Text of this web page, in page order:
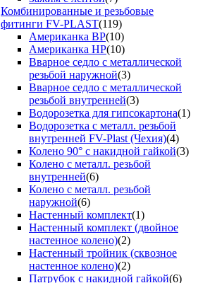
Комбинированные и резьбовые
фитинги FV-PLAST(119)
Американка ВР(10)
Американка НР(10)
Вварное седло с металлической
резьбой наружной(3)
Вварное седло с металлической
резьбой внутренней(3)
Водорозетка для гипсокартона(1)
Водорозетка с металл. резьбой
внутренней FV-Plast (Чехия)(4)
Колено 90° с накидной гайкой(3)
Колено с металл. резьбой
внутренней(6)
Колено с металл. резьбой
наружной(6)
Настенный комплект(1)
Настенный комплект (двойное
настенное колено)(2)
Настенный тройник (сквозное
настенное колено)(2)
Патрубок с накидной гайкой(6)